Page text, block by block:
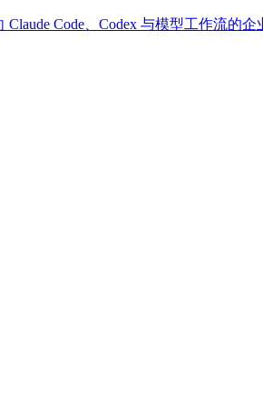
Claude Code、Codex 与模型工作流的企